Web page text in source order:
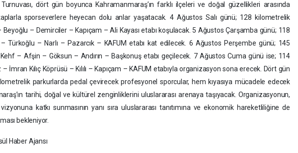
dört gün boyunca Kahramanmaraş’ın farklı ilçeleri ve doğal güzellikleri arasında
sporseverlere heyecan dolu anlar yaşatacak. 4 Ağustos Salı günü; 128 kilometrelik
Beyoğlu – Demirciler – Kapıçam – Ali Kayası etabı koşulacak. 5 Ağustos Çarşamba günü; 118
Türkoğlu – Narlı – Pazarcık – KAFUM etabı kat edilecek. 6 Ağustos Perşembe günü; 145
Kehf – Afşin – Göksun – Andırın – Başkonuş etabı geçilecek. 7 Ağustos Cuma günü ise; 114
İmran Kılıç Köprüsü – Kılılı – Kapıçam – KAFUM etabıyla organizasyon sona erecek. Dört gün
parkurlarda pedal çevirecek profesyonel sporcular, hem kıyasıya mücadele edecek
tarihi, doğal ve kültürel zenginliklerini uluslararası arenaya taşıyacak. Organizasyonun,
katkı sunmasının yanı sıra uluslararası tanıtımına ve ekonomik hareketliliğine de
bekleniyor.
Haber Ajansı